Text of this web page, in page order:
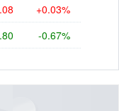
+0.03%
-0.67%